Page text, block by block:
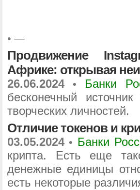
• —
Продвижение
Африке: открывая
26.06.2024• Банки
бесконечный
творческих личностей.
Отличие токенов и
03.05.2024• Банки
крипта. Есть еще
денежные единицы
есть некоторые